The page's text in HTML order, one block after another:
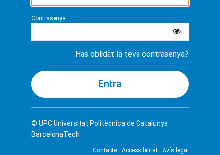
Contrasenya
Has oblidat la teva contrasenya?
© UPCUniversitat Politècnica de Catalunya ·
BarcelonaTech
Contacte Accessibilitat Avís legal